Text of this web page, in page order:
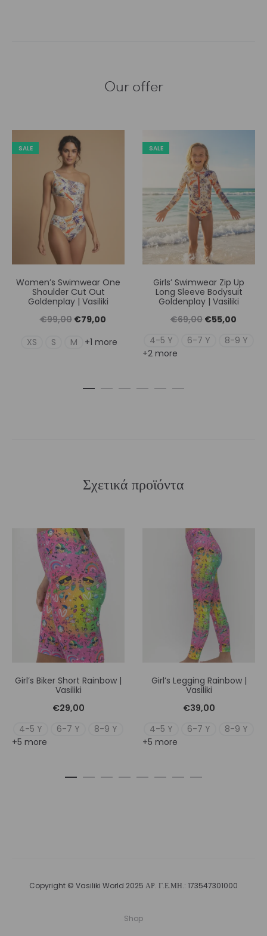
Our offer
SALE
Women’s Swimwear One
Shoulder Cut Out
Goldenplay | Vasiliki
€99,00 Original
price
€79,00Η
€79,00.
XS S M +1 more
SALE
Girls’ Swimwear Zip Up
Long Sleeve Bodysuit
Goldenplay | Vasiliki
€69,00 Original
price
€55,00Η
4-5 Y 6-7 Y
8-9 Y
+2 more
Σχετικά προϊόντα
Girl’s Biker Short Rainbow |
Vasiliki
€29,00
4-5 Y
6-7 Y
8-9 Y
+5 more
Girl’s Legging Rainbow |
Vasiliki
€39,00
4-5 Y
6-7 Y
8-9 Y
+5 more
Copyright © Vasiliki World 2025 ΑΡ. Γ.Ε.ΜΗ.: 173547301000
Shop